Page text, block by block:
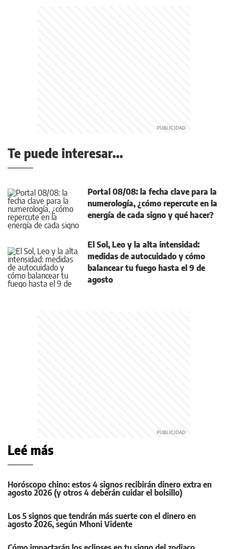
Te puede interesar...
Portal 08/08: la fecha clave para la
numerología, ¿cómo repercute en la
energía de cada signo y qué hacer?
El Sol, Leo y la alta intensidad:
medidas de autocuidado y cómo
balancear tu fuego hasta el 9 de
agosto
Leé más
Horóscopo chino: estos 4 signos recibirán dinero extra en
agosto 2026 (y otros 4 deberán cuidar el bolsillo)
Los 5 signos que tendrán más suerte con el dinero en
agosto 2026, según Mhoni Vidente